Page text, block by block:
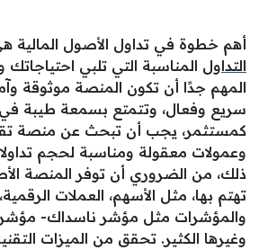
أهم خطوة في تداول الأصول المالية
التداول المناسبة التي تلبي
المهم جدًا أن تكون المنصة موثوقة
سريع وفعال، وتتمتع بسمعة طيبة
كمستثمر، يجب أن تبحث عن منصة
وعمولات معقولة ومناسبة لحجم
ذلك، من الضروري أن توفر المنصة
تهتم بها، مثل الأسهم، العملات
وغيرها الكثير. تحقق من الميزات